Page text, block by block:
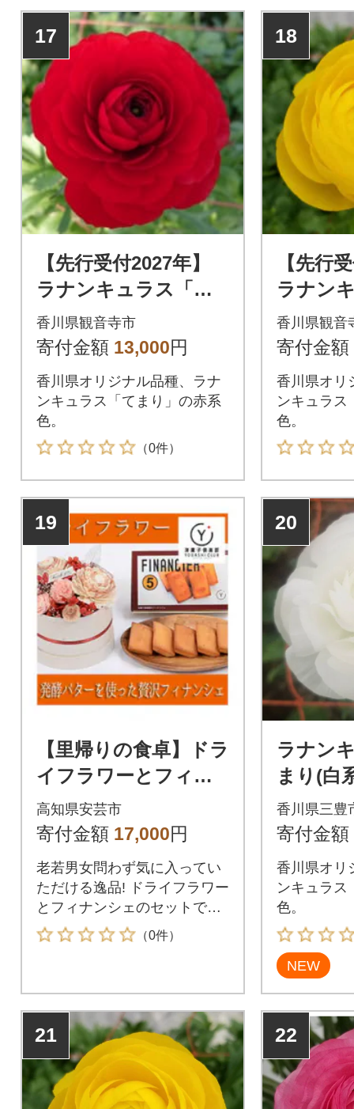
17
【先行受付2027年】
ラナンキュラス「て
まり(赤系色)」切花50
本
香川県観音寺市
寄付金額 13,000円
香川県オリジナル品種、ラナ
ンキュラス「てまり」の赤系
色。
（0件）
18
【先行
ラナン
まり(黄
本
香川県観音
寄付金額
香川県オリ
ンキュラス
色。
19
【里帰りの食卓】ドラ
イフラワーとフィナ
ンシェのセット
高知県安芸市
寄付金額 17,000円
老若男女問わず気に入ってい
ただける逸品! ドライフラワー
とフィナンシェのセットで
す。
（0件）
20
ラナン
まり(白
本
香川県三豊
寄付金額
香川県オリ
ンキュラス
色。
NEW
21 22